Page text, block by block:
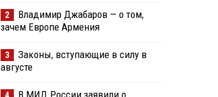
2
Владимир Джабаров — о том,
зачем Европе Армения
3
Законы, вступающие в силу в
августе